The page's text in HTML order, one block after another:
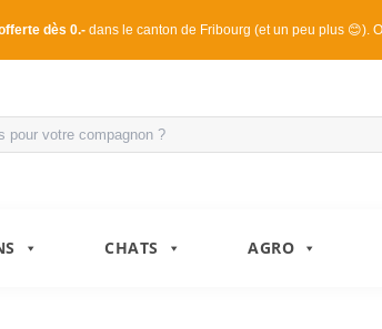
dès 0.- dans le canton de Fribourg (et un peu plus 😊).
CHATS AGRO